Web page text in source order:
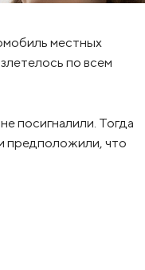
местных
по всем
посигналили. Тогда
предположили, что